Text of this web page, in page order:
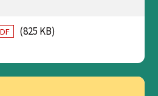
(825 KB)